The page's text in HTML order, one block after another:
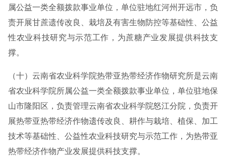
属公益一类全额拨款事业单位，单位驻地红河州开远市，负
责开展甘蔗遗传改良、栽培及有害生物防控等基础性、公益
性农业科技研究与示范工作，为蔗糖产业发展提供科技支
撑。
（十）云南省农业科学院热带亚热带经济作物研究所是云南
省农业科学院所属公益一类全额拨款事业单位，单位驻地保
山市隆阳区，负责管理云南省农业科学院怒江分院，负责开
展热带亚热带经济作物遗传改良、耕作与栽培、植保、加工
技术等基础性、公益性农业科技研究与示范工作，为热带亚
热带经济作物产业发展提供科技支撑。